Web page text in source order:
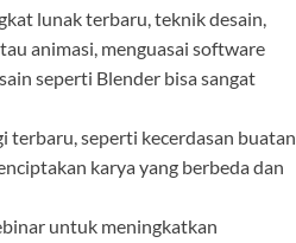
lunak terbaru, teknik desain,
animasi, menguasai software
seperti Blender bisa sangat
terbaru, seperti kecerdasan buatan
karya yang berbeda dan
untuk meningkatkan